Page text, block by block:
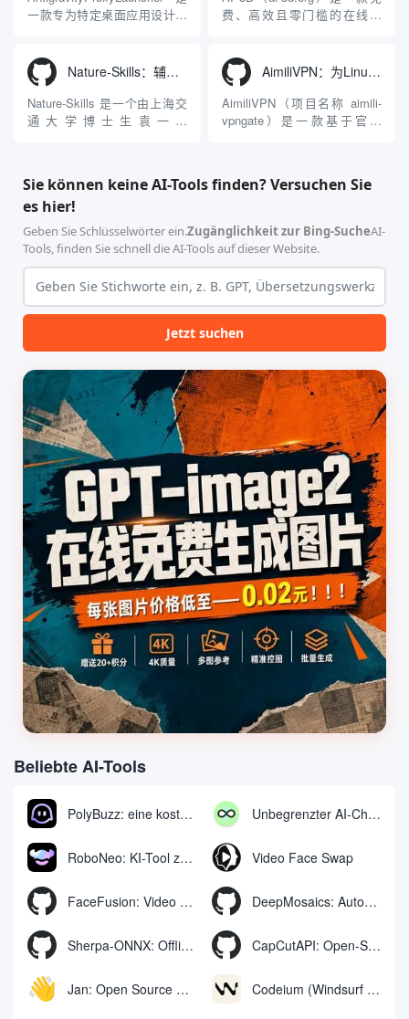
包括主打自动化工作流的
势在于其强大的多模型聚合能
一款专为特定桌面应用设计的
Windows 平台。当用户使用桌
面版 Gemini 客户端或
Antigravity IDE ...
费、高效且零门槛的在线AI
动Seed 3D两大行业领先的AI
模型架构，致力于帮助用户无
需掌握复杂的3D拓扑知识或昂
贵的专业软件，即可在...
Nature-Skills：辅助撰写学术论文和绘制科研图表的智能体插件
Nature-Skills 是一个由上海交
通大学博士生袁一哲
Nature、Science、Cell 等）
的论文撰写与发表流程设计。
该工具集以智能体插...
AimiliVPN：为Linux提供纯净出站家庭IP的VPN代理网关
AimiliVPN（项目名称 aimili-
vpngate）是一款基于官方
（如 VPS）设计。它完全采用
无需安装...
Sie können keine AI-Tools finden? Versuchen Sie
es hier!
Geben Sie Schlüsselwörter ein.Zugänglichkeit zur Bing-SucheAI-
Tools, finden Sie schnell die AI-Tools auf dieser Website.
Jetzt suchen
Beliebte AI-Tools
PolyBuzz: eine kostenlose Chat- und Rollenspielplattform für die Interaktion mit KI-Charakteren Unbegrenzter AI-Chat: kostenloses unbegrenztes AI-Chat-Tool
RoboNeo: KI-Tool zur Erstellung und Bearbeitung von Videos und Bildern per Chat Video Face Swap
FaceFusion: Video Face Swap Enhancement Tool | Voice Sync Video Mouth Moves DeepMosaics: Automatisches Entfernen von Mosaiken aus oder Hinzufügen von Mosaiken zu Bildern und Videos
Sherpa-ONNX: Offline-Spracherkennung und -synthese mit ONNXRuntime CapCutAPI: Open-Source-Tool zur automatischen Steuerung von CapCut-Videoclips
Jan: Open Source Offline-KI-Assistent, ChatGPT-Ersatz, lokale KI-Modelle oder Verbindung zur Cloud-KI Codeium (Windsurf Editor): kostenloses KI-Code-Vervollständigungs- und Chat-Tool, Windsurf schreibt den kompletten Projektcode in einer dialogorientierten Weise